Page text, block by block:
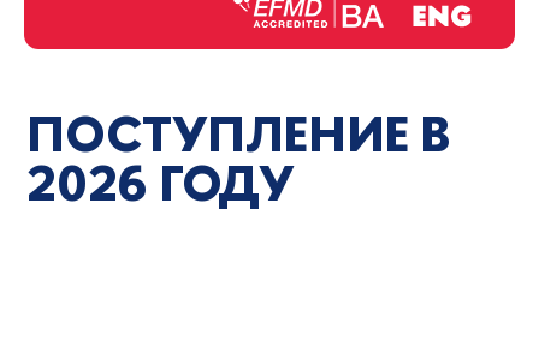
ПОСТУПЛЕНИЕ В
2026 ГОДУ